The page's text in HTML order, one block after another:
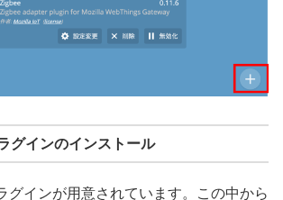
グインのインストール
グインが用意されています。この中から